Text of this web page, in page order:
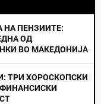
НА ПЕНЗИИТЕ:
ОД
ВО МАКЕДОНИЈА
ТРИ ХОРОСКОПСКИ